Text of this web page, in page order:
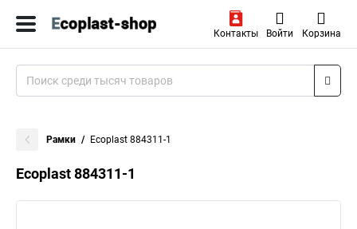
Контакты Войти Корзина
Рамки Ecoplast 884311-1
Ecoplast 884311-1